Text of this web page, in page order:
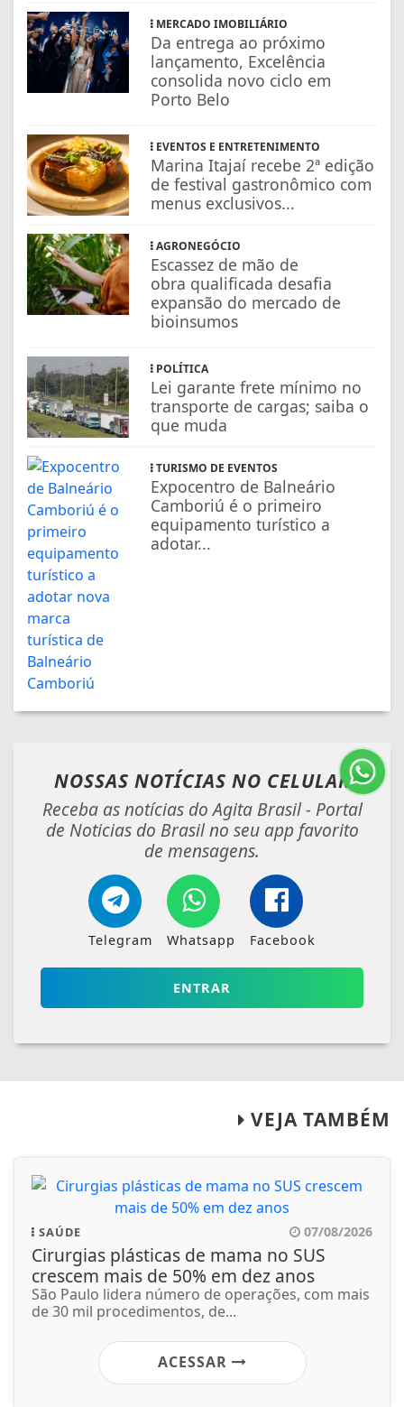
MERCADO IMOBILIÁRIO
Da entrega ao próximo
lançamento, Excelência
consolida novo ciclo em
Porto Belo
EVENTOS E ENTRETENIMENTO
Marina Itajaí recebe 2ª edição
de festival gastronômico com
menus exclusivos...
AGRONEGÓCIO
Escassez de mão de
obra qualificada desafia
expansão do mercado de
bioinsumos
POLÍTICA
Lei garante frete mínimo no
transporte de cargas; saiba o
que muda
TURISMO DE EVENTOS
Expocentro de Balneário
Camboriú é o primeiro
equipamento turístico a
adotar...
NOSSAS NOTÍCIAS NO CELULAR
Receba as notícias do Agita Brasil - Portal
de Noticias do Brasil no seu app favorito
de mensagens.
Telegram Whatsapp Facebook
ENTRAR
VEJA TAMBÉM
SAÚDE 07/08/2026
Cirurgias plásticas de mama no SUS
crescem mais de 50% em dez anos
São Paulo lidera número de operações, com mais
de 30 mil procedimentos, de...
ACESSAR